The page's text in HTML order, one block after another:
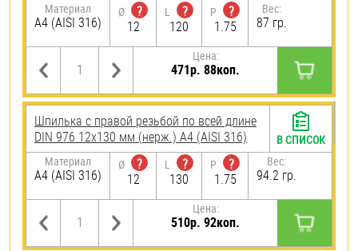
Материал
A4 (AISI 316)
Ø
?
12
L
?
120
P
?
1.75
Вес:
87 гр.
Цена:
471р. 88коп.
Шпилька с правой резьбой по всей длине
DIN 976 12х130 мм (нерж.) A4 (AISI 316)
Материал
A4 (AISI 316)
Ø
?
12
L
?
130
P
?
1.75
Вес:
94.2 гр.
Цена:
510р. 92коп.
В СПИСОК